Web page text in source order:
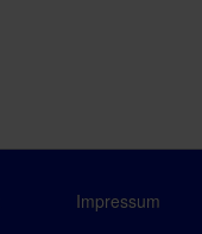
Impressum